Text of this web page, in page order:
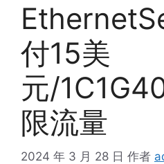
付15美
元/
限流量
2024 年 3 月 28 日 作者